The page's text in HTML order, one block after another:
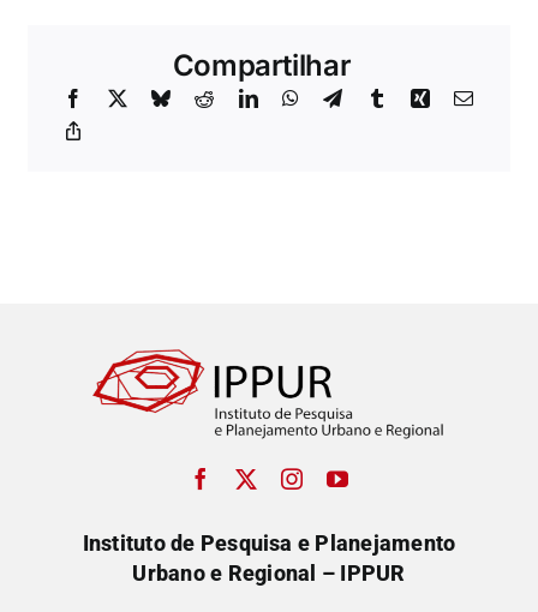
Compartilhar
Instituto de Pesquisa e Planejamento
Urbano e Regional – IPPUR